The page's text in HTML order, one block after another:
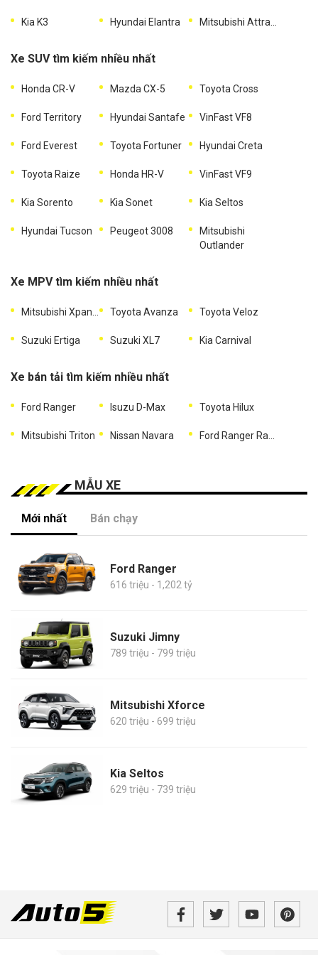
Kia K3 Hyundai Elantra
Xe SUV tìm kiếm nhiều nhất
Honda CR-V Mazda CX-5 Toyota Cross
Ford Territory Hyundai Santafe VinFast VF8
Ford Everest Toyota Fortuner Hyundai Creta
Toyota Raize Honda HR-V VinFast VF9
Kia Sorento Kia Sonet Kia Seltos
Hyundai Tucson Peugeot 3008
Mitsubishi
Outlander
Xe MPV tìm kiếm nhiều nhất
Toyota Avanza Toyota Veloz
Suzuki Ertiga Suzuki XL7 Kia Carnival
Xe bán tải tìm kiếm nhiều nhất
Ford Ranger Isuzu D-Max Toyota Hilux
Mitsubishi Triton Nissan Navara
MẪU XE
Mới nhất Bán chạy
Ford Ranger
616 triệu - 1,202 tỷ
Suzuki Jimny
789 triệu - 799 triệu
Mitsubishi Xforce
620 triệu - 699 triệu
Kia Seltos
629 triệu - 739 triệu